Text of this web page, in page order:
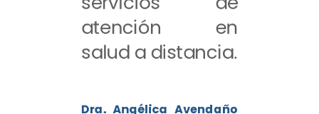
atención en
salud a distancia.
Dra. Angélica Avendaño